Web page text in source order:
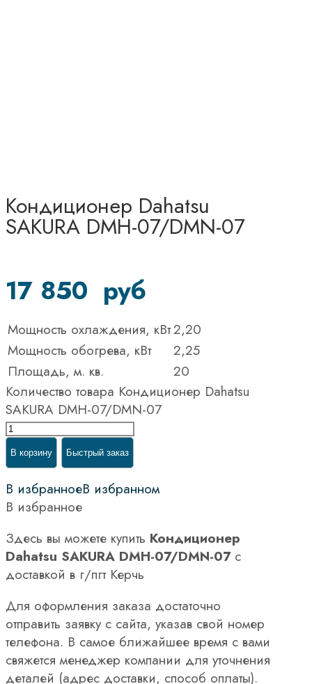
Кондиционер Dahatsu
SAKURA DMH-07/DMN-07
17 850 руб
Мощность охлаждения, кВт2,20
Мощность обогрева, кВт
2,25
Площадь, м. кв.
20
Количество товара Кондиционер Dahatsu
SAKURA DMH-07/DMN-07
В корзину Быстрый заказ
В избранноеВ избранном
В избранное
Здесь вы можете купить Кондиционер
Dahatsu SAKURA DMH-07/DMN-07с
доставкой в г/пгт Керчь
Для оформления заказа достаточно
отправить заявку с сайта, указав свой номер
телефона. В самое ближайшее время с вами
свяжется менеджер компании для уточнения
деталей (адрес доставки, способ оплаты).